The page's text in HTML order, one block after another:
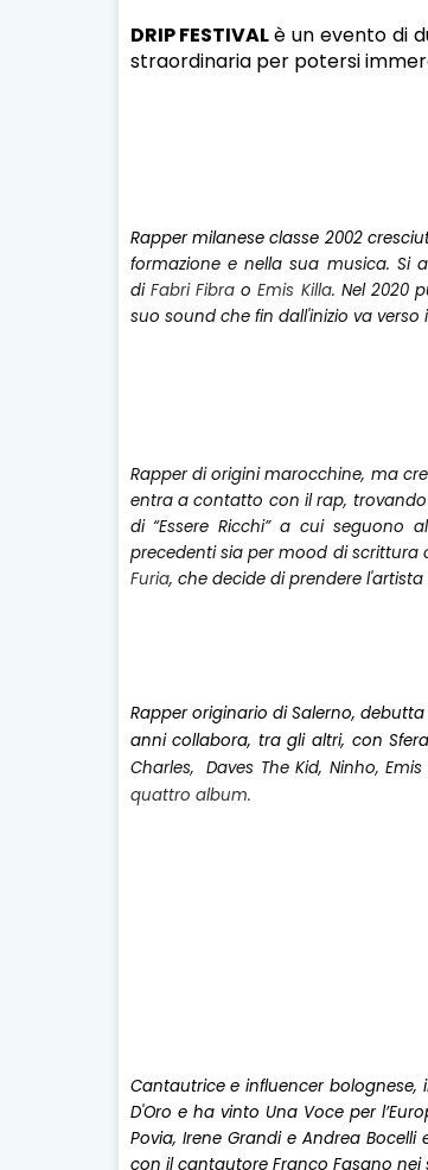
DRIP FESTIVALè un evento di
straordinaria per potersi
Rapper milanese classe 2002
formazione e nella sua musica. Si
di Fabri FibraoEmis Killa. Nel 2020
suo sound che fin dall'inizio va
Rapper di origini marocchine, ma
entra a contatto con il rap,
di “Essere Ricchi” a cui seguono
precedenti sia per mood di scrittura
Furia, che decide di prendere
Rapper originario di Salerno, debutta
anni collabora, tra gli altri, con
Charles, Daves The Kid, Ninho, Emis
quattro album.
Cantautrice e influencer
D'Oro e ha vinto Una Voce per
Povia, Irene Grandi e Andrea
con il cantautore Franco Fasano nei